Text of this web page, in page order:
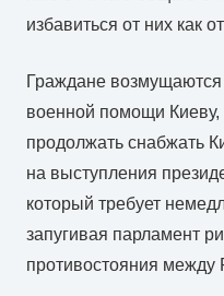
избавиться от них как
Граждане
военной помощи
продолжать снабжать
на выступления
который требует
запугивая парламент
противостояния